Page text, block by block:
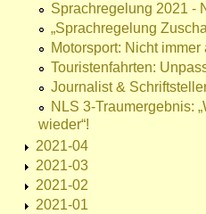
Sprachregelung 2021 -
„Sprachregelung
Motorsport: Nicht
Touristenfahrten:
Journalist &
NLS 3-Traumergebnis:
wieder“!
2021-04
2021-03
2021-02
2021-01